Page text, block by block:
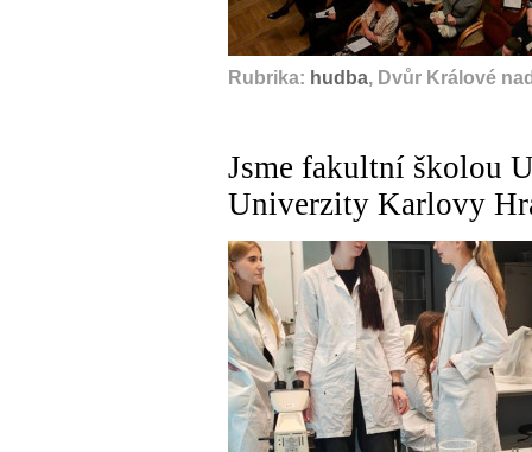
Rubrika: hudba, Dvůr Králové
Jsme fakultní školou
Univerzity Karlovy